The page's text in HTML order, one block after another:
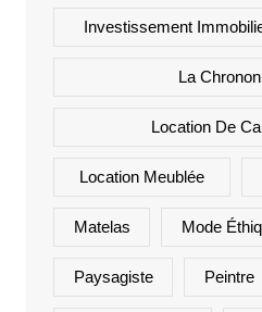
Investissement
La
Location De
Location Meublée
Matelas Mode
Paysagiste Peintre